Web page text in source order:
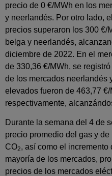
precio de 0 €/MWh en los
y neerlandés. Por otro lado,
precios superaron los 300 €/
belga y neerlandés,
diciembre de 2022. En el
de 330,36 €/MWh, se
de los mercados neerlandés
elevados fueron de 463,77
respectivamente,
Durante la semana del 4 de
precio promedio del gas y
CO2, así como el
mayoría de los mercados,
precios de los mercados